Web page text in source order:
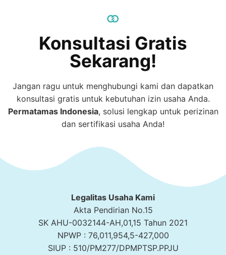
Konsultasi Gratis
Sekarang!
Jangan ragu untuk menghubungi kami dan dapatkan
konsultasi gratis untuk kebutuhan izin usaha Anda.
PermatamasIndonesia, solusi lengkap untuk perizinan
dan sertifikasi usaha Anda!
Legalitas Usaha Kami
Akta Pendirian No.15
SK AHU-0032144-AH,01,15 Tahun 2021
NPWP : 76,011,954,5-427,000
SIUP : 510/PM277/DPMPTSP.PPJU